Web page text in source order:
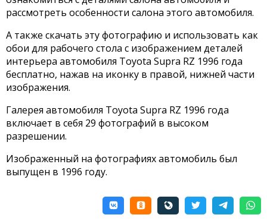
рассмотреть особенности салона этого автомобиля.
А также скачать эту фотографию и использовать как
обои для рабочего стола с изображением деталей
интерьера автомобиля Toyota Supra RZ 1996 года
бесплатно, нажав на иконку в правой, нижней части
изображения.
Галерея автомобиля Toyota Supra RZ 1996 года
включает в себя 29 фотографий в высоком
разрешении.
Изображенный на фотографиях автомобиль был
выпущен в 1996 году.